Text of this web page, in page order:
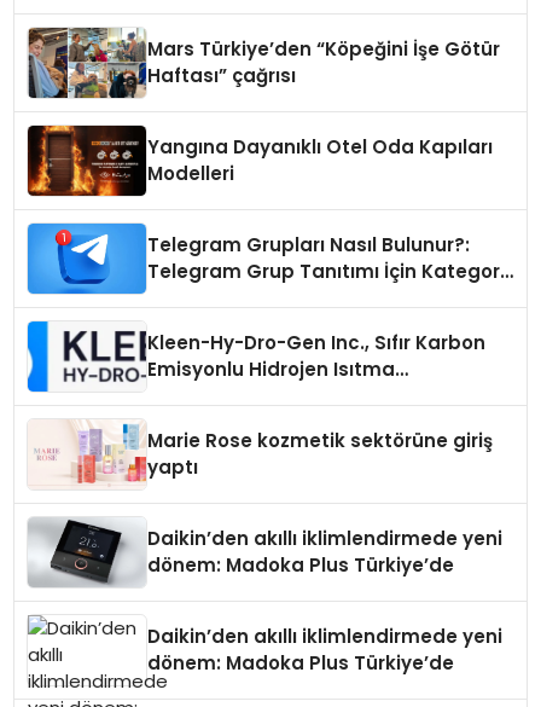
Mars Türkiye’den “Köpeğini İşe Götür
Haftası” çağrısı
Yangına Dayanıklı Otel Oda Kapıları
Modelleri
Telegram Grupları Nasıl Bulunur?:
Telegram Grup Tanıtımı İçin Kategori
Kleen-Hy-Dro-Gen Inc., Sıfır Karbon
Emisyonlu Hidrojen Isıtma
Marie Rose kozmetik sektörüne giriş
yaptı
Daikin’den akıllı iklimlendirmede yeni
dönem: Madoka Plus Türkiye’de
Daikin’den akıllı iklimlendirmede yeni
dönem: Madoka Plus Türkiye’de